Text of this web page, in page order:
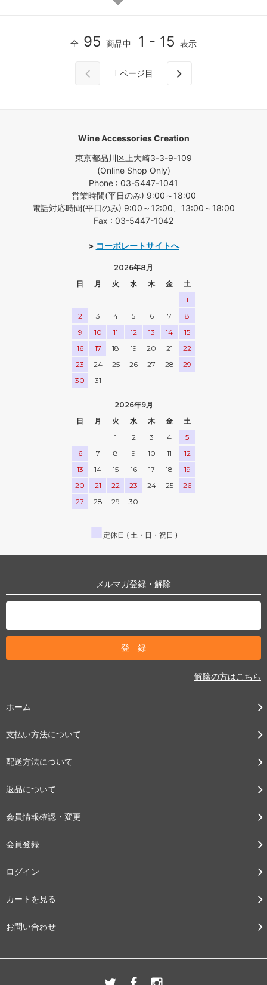
全 95 商品中 1 - 15 表示
1 ページ目
Wine Accessories Creation
東京都品川区上大崎3-3-9-109
(Online Shop Only)
Phone : 03-5447-1041
営業時間(平日のみ) 9:00～18:00
電話対応時間(平日のみ) 9:00～12:00、13:00～18:00
Fax : 03-5447-1042
> コーポレートサイトへ
2026年8月
日
月 火 水 木 金
土
1
2
3 4 5 6 7
8
9
10 11 12 13 14
15
16
17 18 19 20 21
22
23
24 25 26 27 28
29
30
31
2026年9月
日
月 火 水 木 金
土
1
2 3 4
5
6
7 8 9 10 11
12
13
14 15 16 17 18
19
20
21 22 23 24 25
26
27
28 29 30
■ 定休日 ( 土・日・祝日 )
メルマガ登録・解除
解除の方はこちら
ホーム
支払い方法について
配送方法について
返品について
会員情報確認・変更
会員登録
ログイン
カートを見る
お問い合わせ